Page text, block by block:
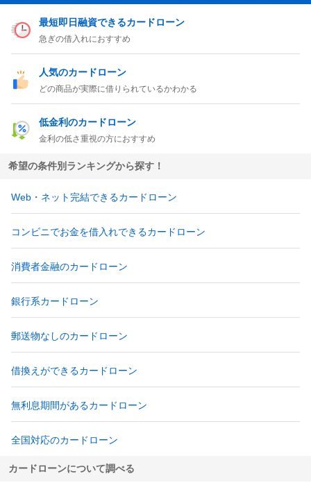
最短即日融資できるカードローン
急ぎの借入れにおすすめ
人気のカードローン
どの商品が実際に借りられているかわかる
低金利のカードローン
金利の低さ重視の方におすすめ
希望の条件別ランキングから探す！
Web・ネット完結できるカードローン
コンビニでお金を借入れできるカードローン
消費者金融のカードローン
銀行系カードローン
郵送物なしのカードローン
借換えができるカードローン
無利息期間があるカードローン
全国対応のカードローン
カードローンについて調べる